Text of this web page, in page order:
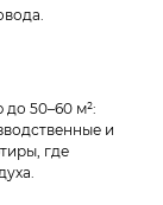
50–60 м²:
и
где